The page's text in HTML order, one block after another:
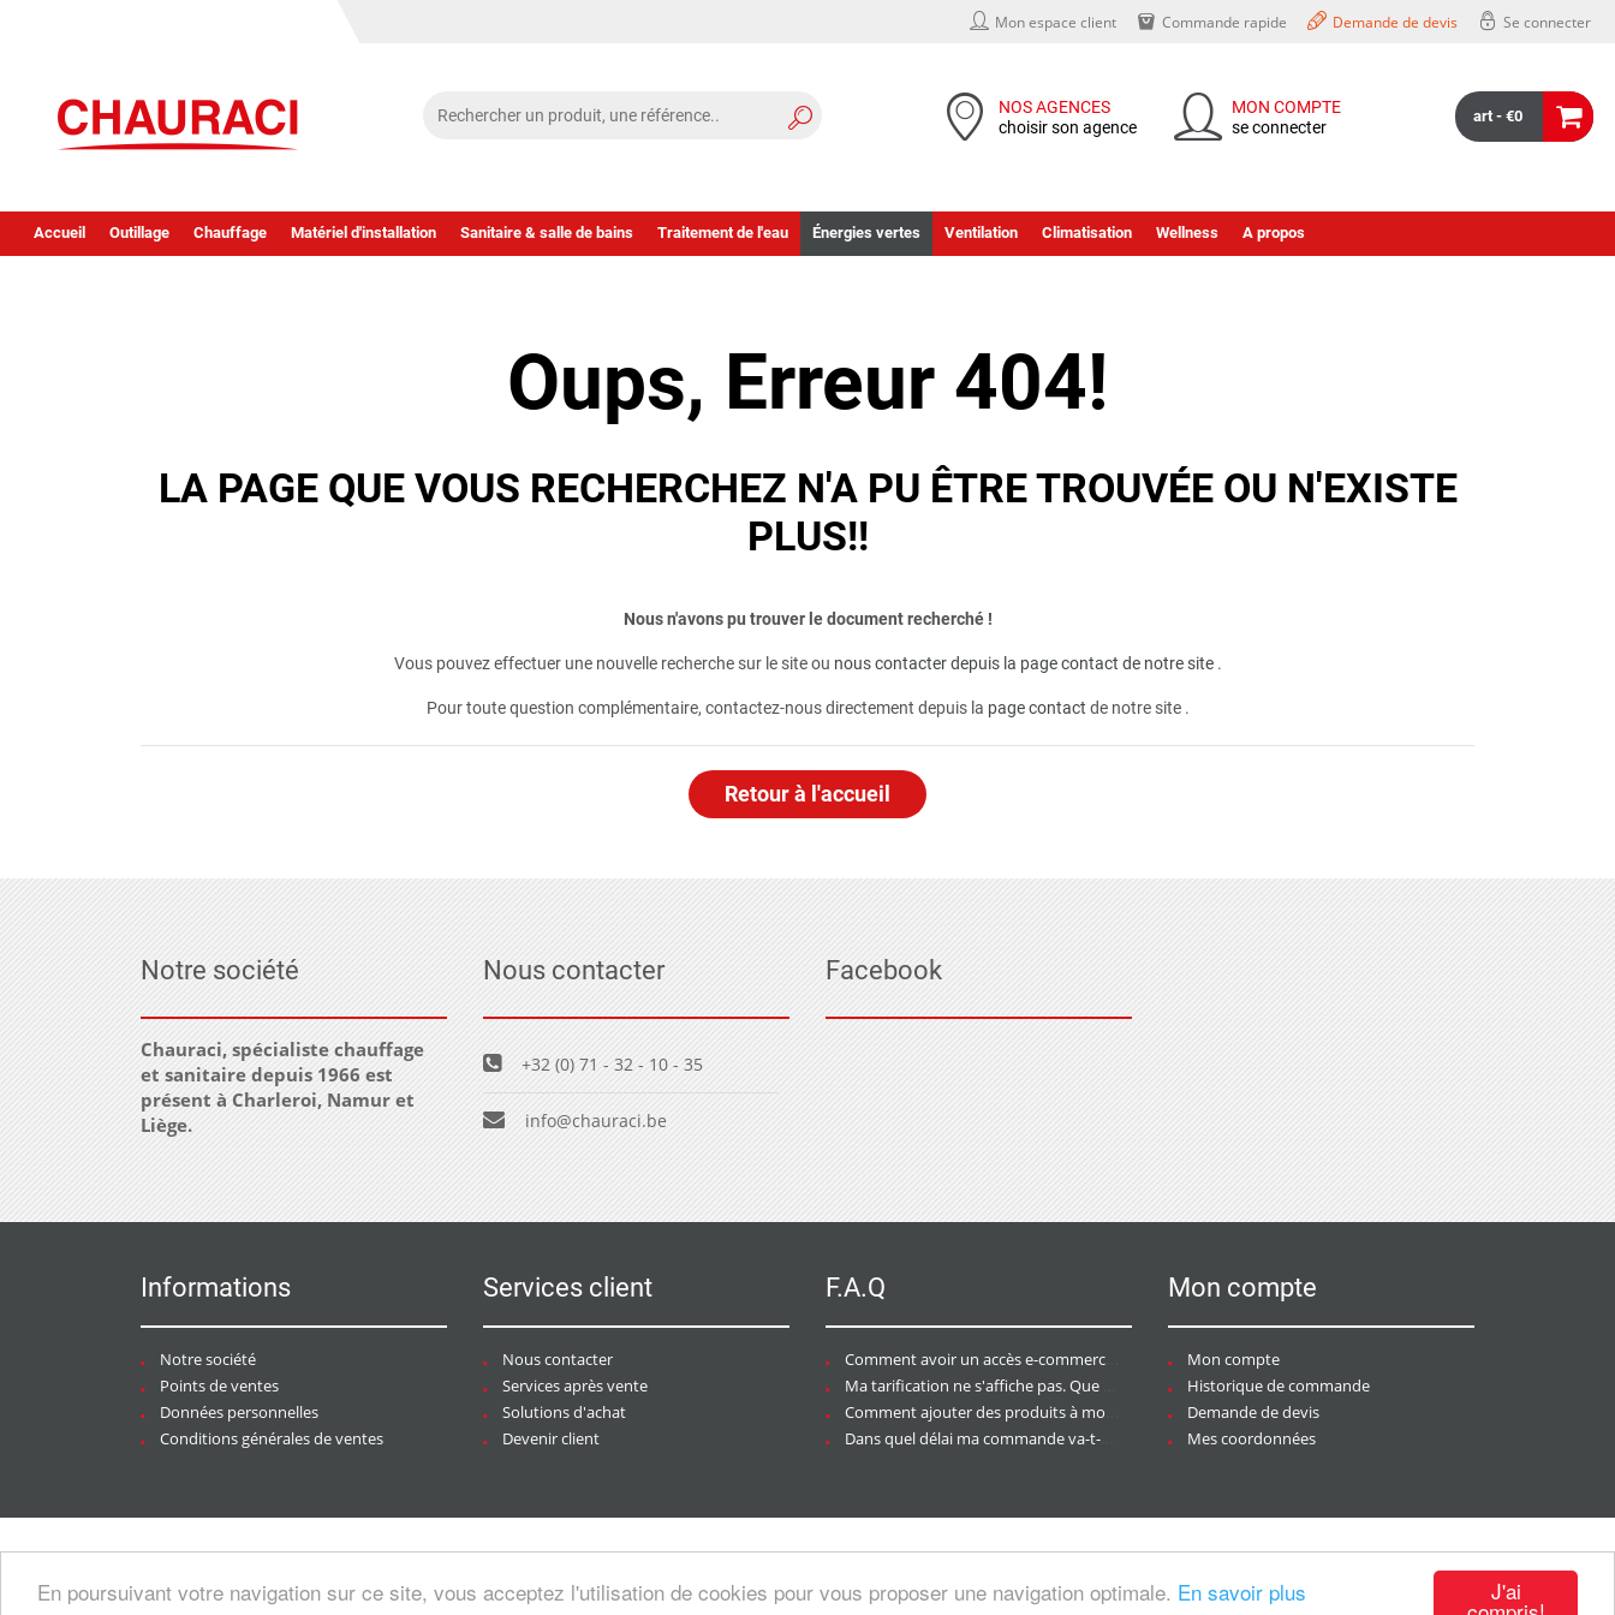
J'ai
En poursuivant votre navigation sur ce site, vous acceptez l'utilisation de cookies pour vous proposer une navigation optimale. En savoir plus
Mon espace client Commande rapide Demande de devis Se connecter
NOS AGENCES
choisir son agence
MON COMPTE
se connecter
art - €0
Accueil Outillage Chauffage Matériel d'installation Sanitaire & salle de bains Traitement de l'eau Énergies vertes Ventilation Climatisation Wellness A propos
Oups, Erreur 404!
LA PAGE QUE VOUS RECHERCHEZ N'A PU ÊTRE TROUVÉE OU N'EXISTE
PLUS!!
Nous n'avons pu trouver le document recherché !
Vous pouvez effectuer une nouvelle recherche sur le site ou nous contacter depuis la page contact de notre site.
Pour toute question complémentaire, contactez-nous directement depuis la page contact de notre site .
Retour à l'accueil
Notre société
Chauraci, spécialiste chauffage
et sanitaire depuis 1966 est
présent à Charleroi, Namur et
Liège.
Nous contacter
+32 (0) 71 - 32 - 10 - 35
info@chauraci.be
Facebook
Informations
Notre société
Points de ventes
Données personnelles
Conditions générales de ventes
Services client
Nous contacter
Services après vente
Solutions d'achat
Devenir client
F.A.Q
Comment avoir un accès e-commerce ?
Ma tarification ne s'affiche pas. Que dois-je faire ?
Comment ajouter des produits à mon panier ?
Dans quel délai ma commande va-t-elle être traitée ?
Mon compte
Mon compte
Historique de commande
Demande de devis
Mes coordonnées
artesansdubatiment.com